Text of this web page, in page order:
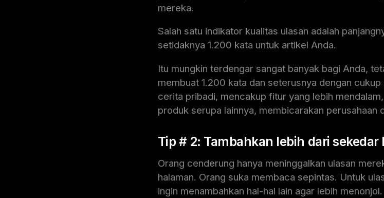
mereka.
Salah satu indikator kualitas ulasan adalah
setidaknya 1.200 kata untuk artikel Anda.
Itu mungkin terdengar sangat banyak bagi Anda,
membuat 1.200 kata dan seterusnya dengan
cerita pribadi, mencakup fitur yang lebih
produk serupa lainnya, membicarakan perusahaan
Tip # 2: Tambahkan lebih dari
Orang cenderung hanya meninggalkan ulasan
halaman. Orang suka membaca sepintas. Untuk
ingin menambahkan hal-hal lain agar lebih menonjol.